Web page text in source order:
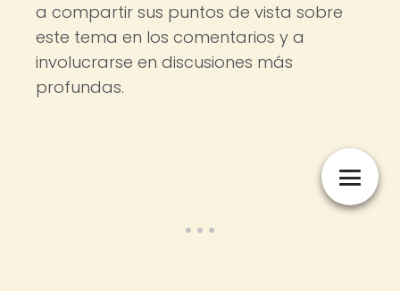
a compartir sus puntos de vista sobre
este tema en los comentarios y a
involucrarse en discusiones más
profundas.